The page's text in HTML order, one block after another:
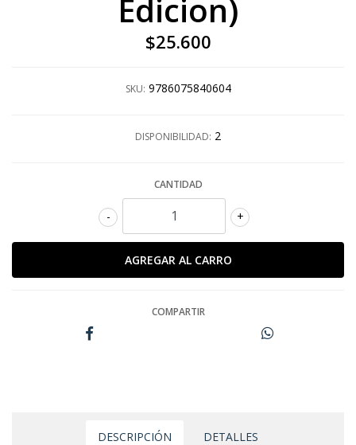
Edicion)
$25.600
SKU: 9786075840604
DISPONIBILIDAD: 2
CANTIDAD
+
-
COMPARTIR
DESCRIPCIÓN DETALLES